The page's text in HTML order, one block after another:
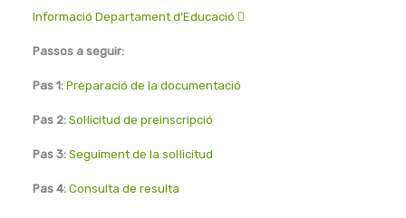
Informació Departament d’Educació
Passos a seguir:
Pas 1: Preparació de la documentació
Pas 2: Sol·licitud de preinscripció
Pas 3: Seguiment de la sol·licitud
Pas 4: Consulta de resulta